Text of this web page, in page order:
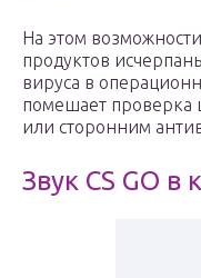
На этом
продуктов
вируса в
помешает проверка
или сторонним
Звук CS GO в